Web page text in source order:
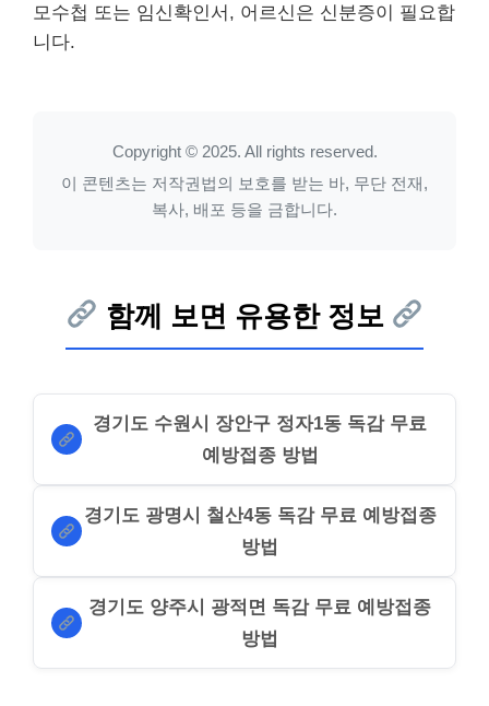
모수첩 또는 임신확인서, 어르신은 신분증이 필요합
니다.
Copyright © 2025. All rights reserved.
이 콘텐츠는 저작권법의 보호를 받는 바, 무단 전재,
복사, 배포 등을 금합니다.
함께 보면 유용한 정보
경기도 수원시 장안구 정자1동 독감 무료
예방접종 방법
경기도 광명시 철산4동 독감 무료 예방접종
방법
경기도 양주시 광적면 독감 무료 예방접종
방법